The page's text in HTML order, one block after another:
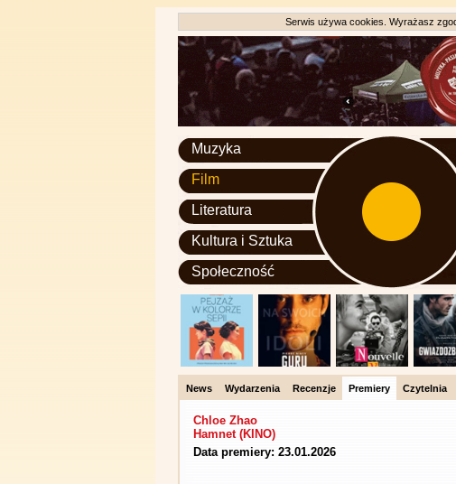
Serwis używa cookies. Wyrażasz
Muzyka
Film
Literatura
Kultura i Sztuka
Społeczność
News Wydarzenia Recenzje Premiery Czytelnia
Chloe Zhao
Hamnet (KINO)
Data premiery: 23.01.2026